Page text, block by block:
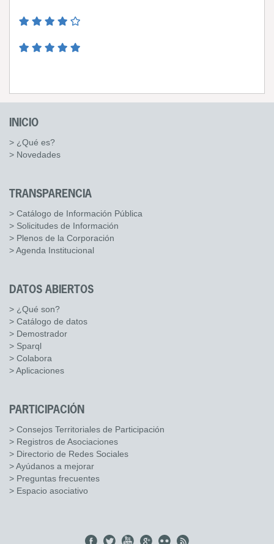
INICIO
> ¿Qué es?
> Novedades
TRANSPARENCIA
> Catálogo de Información Pública
> Solicitudes de Información
> Plenos de la Corporación
> Agenda Institucional
DATOS ABIERTOS
> ¿Qué son?
> Catálogo de datos
> Demostrador
> Sparql
> Colabora
> Aplicaciones
PARTICIPACIÓN
> Consejos Territoriales de Participación
> Registros de Asociaciones
> Directorio de Redes Sociales
> Ayúdanos a mejorar
> Preguntas frecuentes
> Espacio asociativo